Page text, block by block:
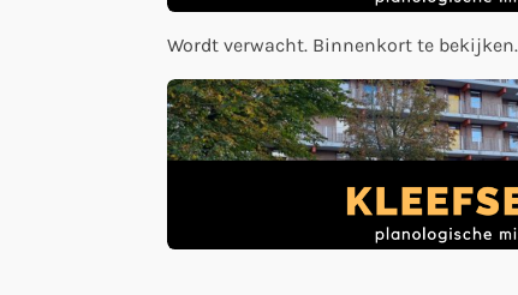
Wordt verwacht. Binnenkort te bekijken.